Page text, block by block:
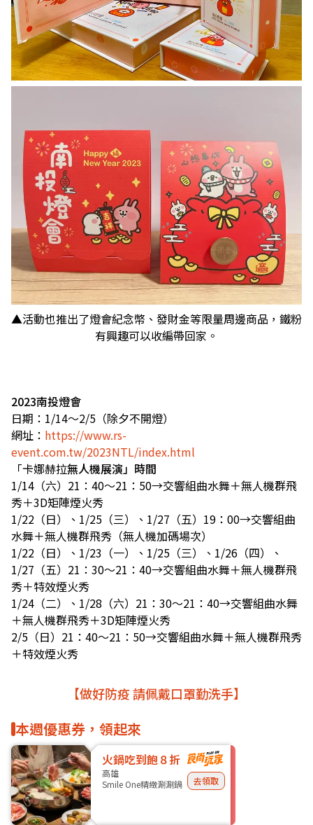
▲活動也推出了燈會紀念幣、發財金等限量周邊商品，鐵粉
有興趣可以收編帶回家。
2023南投燈會
日期：1/14～2/5（除夕不開燈）
網址： https://www.rs-
event.com.tw/2023NTL/index.html
「卡娜赫拉無人機展演」時間
1/14（六）21：40～21：50→交響組曲水舞＋無人機群飛
秀＋3D矩陣煙火秀
1/22（日）、1/25（三）、1/27（五）19：00→交響組曲
水舞＋無人機群飛秀（無人機加碼場次）
1/22（日）、1/23（一）、1/25（三）、1/26（四）、
1/27（五）21：30～21：40→交響組曲水舞＋無人機群飛
秀＋特效煙火秀
1/24（二）、1/28（六）21：30～21：40→交響組曲水舞
＋無人機群飛秀＋3D矩陣煙火秀
2/5（日）21：40～21：50→交響組曲水舞＋無人機群飛秀
＋特效煙火秀
【做好防疫 請佩戴口罩勤洗手】
本週優惠券，領起來
火鍋吃到飽８折
高雄
Smile One精緻涮涮鍋
去領取